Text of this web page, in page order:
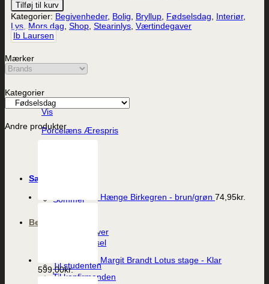
Vis
Porcelæns Ærespris
Sæson
Sommer
Begivenheder
Værtindegaver
Dåb og barsel
Til studenten
Til konfirmanden
Tilføj til kurv
Kategorier: Begivenheder, Bolig, Bryllup, Fødselsdag, Interiør,
Lys,Mors dag, Shop, Stearinlys, Værtindegaver
Ib Laursen
Mærker
Kategorier
Andre produkter
Hænge Birkegren - brun/grøn 74,95kr.
Margit Brandt Lotus stage - Klar
599,00kr.